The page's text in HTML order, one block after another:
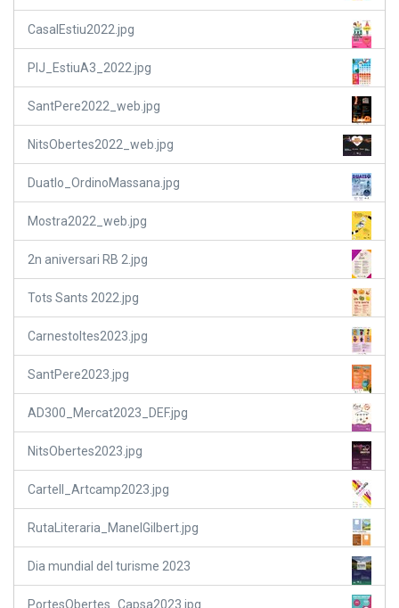
CasalEstiu2022.jpg
PIJ_EstiuA3_2022.jpg
SantPere2022_web.jpg
NitsObertes2022_web.jpg
Duatlo_OrdinoMassana.jpg
Mostra2022_web.jpg
2n aniversari RB 2.jpg
Tots Sants 2022.jpg
Carnestoltes2023.jpg
SantPere2023.jpg
AD300_Mercat2023_DEF.jpg
NitsObertes2023.jpg
Cartell_Artcamp2023.jpg
RutaLiteraria_ManelGilbert.jpg
Dia mundial del turisme 2023
PortesObertes_Capsa2023.jpg